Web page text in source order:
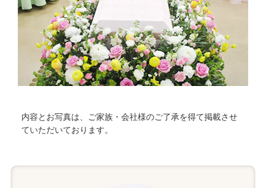
内容とお写真は、ご家族・会社様のご了承を得て掲載させ
ていただいております。